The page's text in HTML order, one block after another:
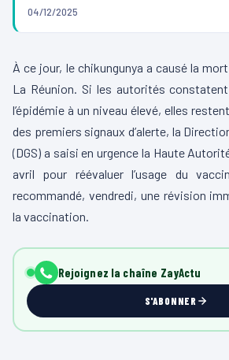
04/12/2025
À ce jour, le chikungunya a causé la
La Réunion. Si les autorités
l’épidémie à un niveau élevé, elles
des premiers signaux d’alerte, la
(DGS) a saisi en urgence la Haute
avril pour réévaluer l’usage du
recommandé, vendredi, une révision
la vaccination.
Rejoignez la chaîne ZayActu
S'ABONNER